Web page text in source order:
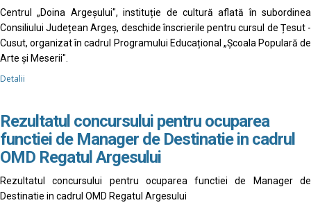
Centrul „Doina Argeșului", instituție de cultură aflată în subordinea
Consiliului Județean Argeș, deschide înscrierile pentru cursul de Țesut -
Cusut, organizat în cadrul Programului Educațional „Școala Populară de
Arte și Meserii".
Detalii
Rezultatul concursului pentru ocuparea
functiei de Manager de Destinatie in cadrul
OMD Regatul Argesului
Rezultatul concursului pentru ocuparea functiei de Manager de
Destinatie in cadrul OMD Regatul Argesului